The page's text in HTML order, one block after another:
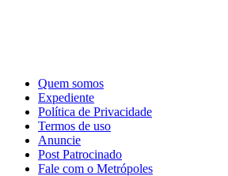
Quem somos
Expediente
Política de Privacidade
Termos de uso
Anuncie
Post Patrocinado
Fale com o Metrópoles